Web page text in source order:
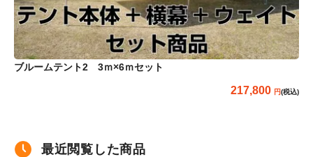
ブルームテント2 3ｍ×6ｍセット
217,800 (税込)
最近閲覧した商品